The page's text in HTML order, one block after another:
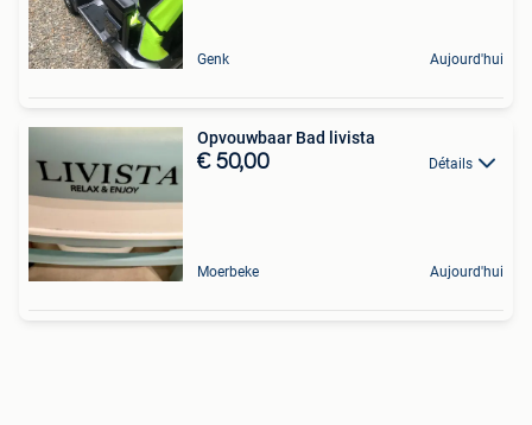
Genk Aujourd'hui
Opvouwbaar Bad livista
€ 50,00 Détails
Moerbeke Aujourd'hui